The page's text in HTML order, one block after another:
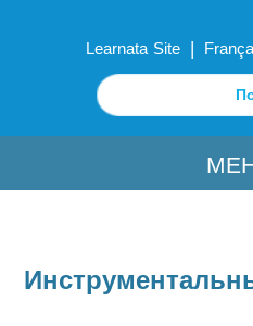
Learnata Site |